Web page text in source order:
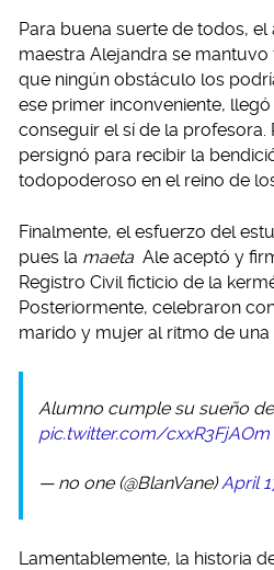
Para buena suerte de todos,
maestra Alejandra se
que ningún obstáculo los
ese primer inconveniente,
conseguir el sí de la profesora.
persignó para recibir la
todopoderoso en el reino de
Finalmente, el esfuerzo del
pues la maeta Ale aceptó y
Registro Civil ficticio de la
Posteriormente, celebraron
marido y mujer al ritmo de una
Alumno cumple su sueño
pic.twitter.com/cxxR3FjAOm
— no one (@BlanVane)April
Lamentablemente, la historia